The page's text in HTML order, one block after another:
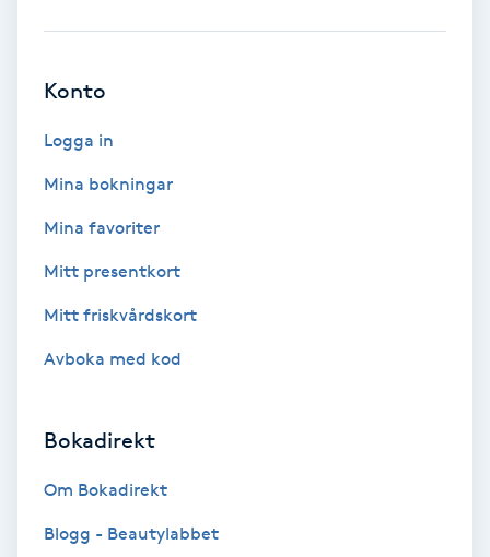
Bröllopsuppsättning
Coachning
Color correction
Dermapen
Konto
Logga in
Mina bokningar
Mina favoriter
Mitt presentkort
Mitt friskvårdskort
Avboka med kod
Bokadirekt
Om Bokadirekt
Blogg - Beautylabbet